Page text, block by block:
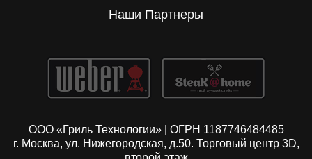
Наши Партнеры
ООО «Гриль Технологии» | ОГРН 1187746484485
г. Москва, ул. Нижегородская, д.50. Торговый центр 3D,